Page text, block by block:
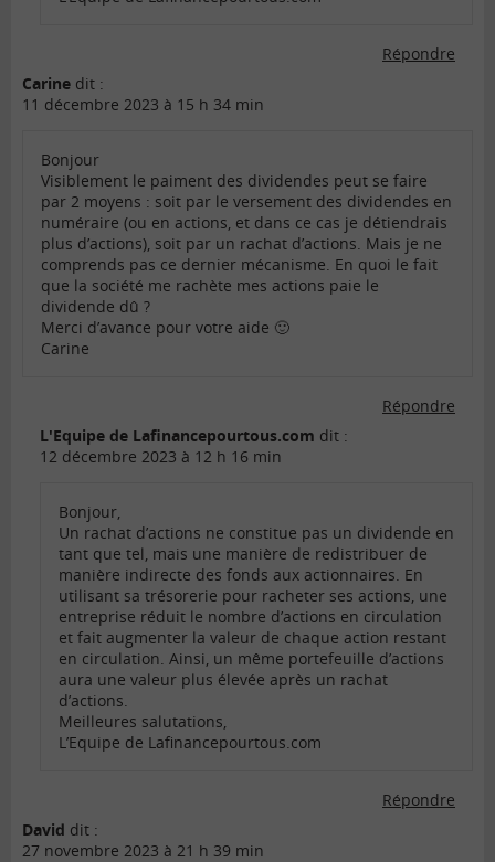
Répondre
Carine dit :
11 décembre 2023 à 15 h 34 min
Bonjour
Visiblement le paiment des dividendes peut se faire
par 2 moyens : soit par le versement des dividendes en
numéraire (ou en actions, et dans ce cas je détiendrais
plus d’actions), soit par un rachat d’actions. Mais je ne
comprends pas ce dernier mécanisme. En quoi le fait
que la société me rachète mes actions paie le
dividende dû ?
Merci d’avance pour votre aide 🙂
Carine
Répondre
L'Equipe de Lafinancepourtous.com dit :
12 décembre 2023 à 12 h 16 min
Bonjour,
Un rachat d’actions ne constitue pas un dividende en
tant que tel, mais une manière de redistribuer de
manière indirecte des fonds aux actionnaires. En
utilisant sa trésorerie pour racheter ses actions, une
entreprise réduit le nombre d’actions en circulation
et fait augmenter la valeur de chaque action restant
en circulation. Ainsi, un même portefeuille d’actions
aura une valeur plus élevée après un rachat
d’actions.
Meilleures salutations,
L’Equipe de Lafinancepourtous.com
Répondre
David dit :
27 novembre 2023 à 21 h 39 min